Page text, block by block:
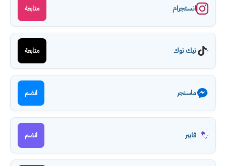
انستجرام متابعة
تيك توك متابعة
ماسنجر انضم
فايبر انضم